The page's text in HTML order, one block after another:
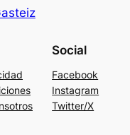
Social
Facebook
Instagram
Twitter/X